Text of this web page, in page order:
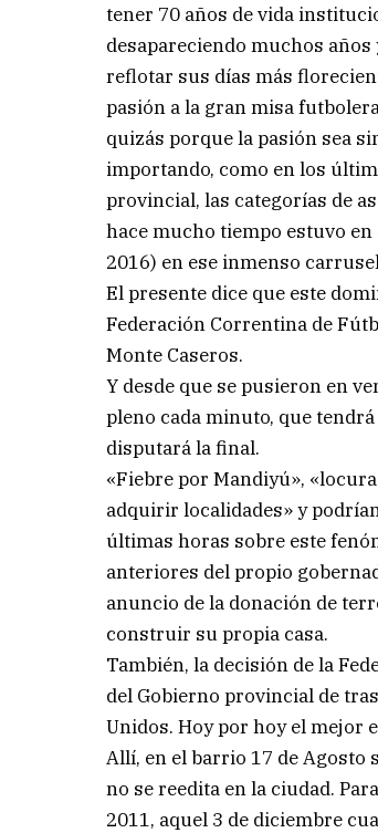
tener 70 años de vida
desapareciendo muchos
reflotar sus días más
pasión a la gran misa
quizás porque la pasión sea
importando, como en los
provincial, las categorías de
hace mucho tiempo estuvo
2016) en ese inmenso
El presente dice que este
Federación Correntina de
Monte Caseros.
Y desde que se pusieron en
pleno cada minuto, que
disputará la final.
«Fiebre por Mandiyú»,
adquirir localidades» y
últimas horas sobre este
anteriores del propio
anuncio de la donación de
construir su propia casa.
También, la decisión de la
del Gobierno provincial de
Unidos. Hoy por hoy el mejor
Allí, en el barrio 17 de Agosto
no se reedita en la ciudad.
2011, aquel 3 de diciembre